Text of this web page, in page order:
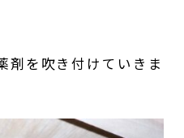
剤を吹き付けていきま